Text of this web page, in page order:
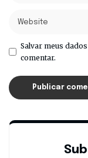
Salvar meus
comentar.